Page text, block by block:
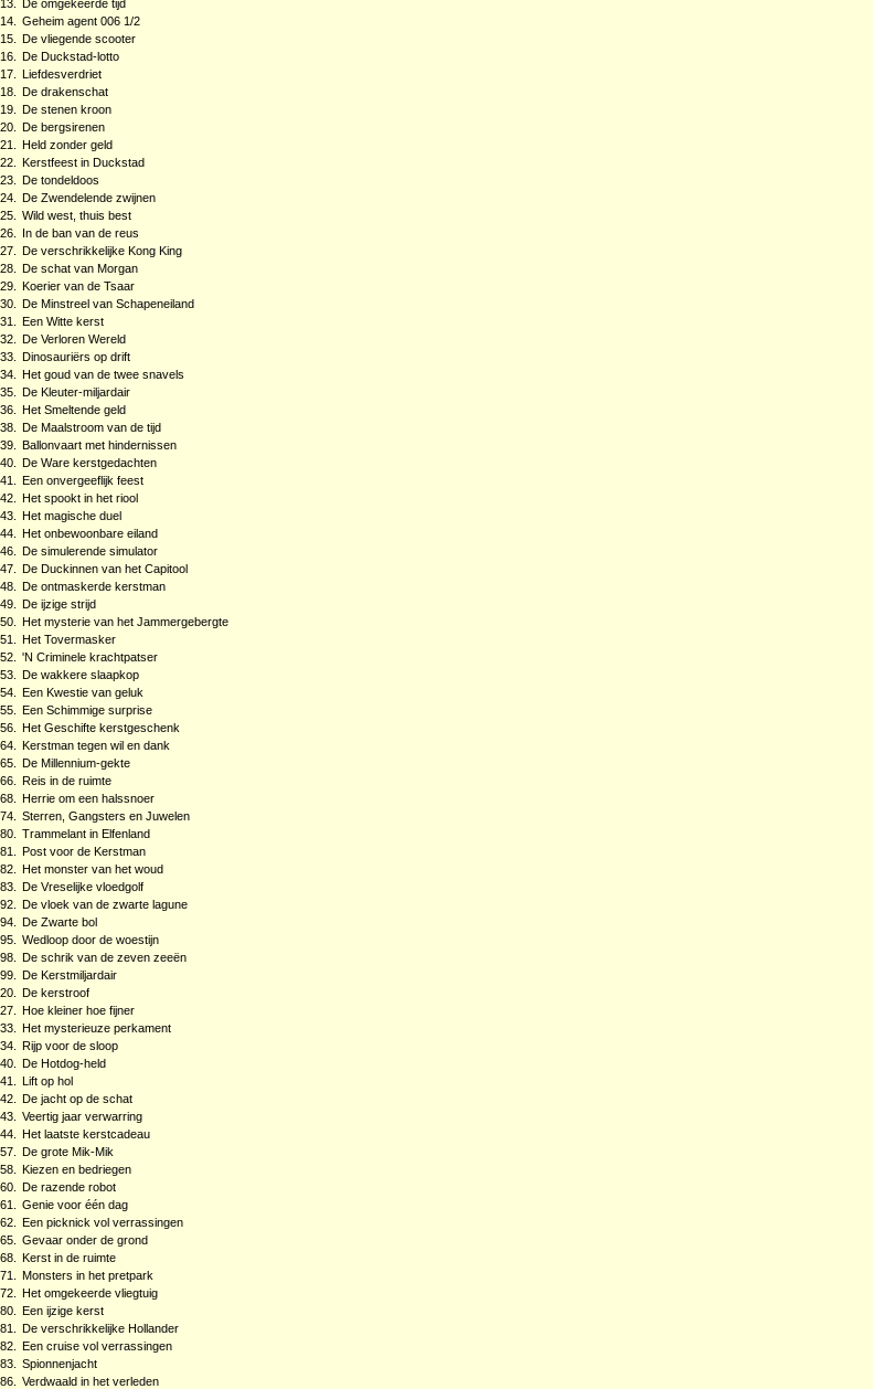
13.
De omgekeerde tijd
14.
Geheim agent 006 1/2
15.
De vliegende scooter
16.
De Duckstad-lotto
17.
Liefdesverdriet
18.
De drakenschat
19.
De stenen kroon
20.
De bergsirenen
21.
Held zonder geld
22.
Kerstfeest in Duckstad
23.
De tondeldoos
24.
De Zwendelende zwijnen
25.
Wild west, thuis best
26.
In de ban van de reus
27.
De verschrikkelijke Kong King
28.
De schat van Morgan
29.
Koerier van de Tsaar
30.
De Minstreel van Schapeneiland
31.
Een Witte kerst
32.
De Verloren Wereld
33.
Dinosauriërs op drift
34.
Het goud van de twee snavels
35.
De Kleuter-miljardair
36.
Het Smeltende geld
38.
De Maalstroom van de tijd
39.
Ballonvaart met hindernissen
40.
De Ware kerstgedachten
41.
Een onvergeeflijk feest
42.
Het spookt in het riool
43.
Het magische duel
44.
Het onbewoonbare eiland
46.
De simulerende simulator
47.
De Duckinnen van het Capitool
48.
De ontmaskerde kerstman
49.
De ijzige strijd
50.
Het mysterie van het Jammergebergte
51.
Het Tovermasker
52.
'N Criminele krachtpatser
53.
De wakkere slaapkop
54.
Een Kwestie van geluk
55.
Een Schimmige surprise
56.
Het Geschifte kerstgeschenk
64.
Kerstman tegen wil en dank
65.
De Millennium-gekte
66.
Reis in de ruimte
68.
Herrie om een halssnoer
74.
Sterren, Gangsters en Juwelen
80.
Trammelant in Elfenland
81.
Post voor de Kerstman
82.
Het monster van het woud
83.
De Vreselijke vloedgolf
92.
De vloek van de zwarte lagune
94.
De Zwarte bol
95.
Wedloop door de woestijn
98.
De schrik van de zeven zeeën
99.
De Kerstmiljardair
De kerstroof
Hoe kleiner hoe fijner
Het mysterieuze perkament
Rijp voor de sloop
De Hotdog-held
Lift op hol
De jacht op de schat
Veertig jaar verwarring
Het laatste kerstcadeau
De grote Mik-Mik
Kiezen en bedriegen
De razende robot
Genie voor één dag
Een picknick vol verrassingen
Gevaar onder de grond
Kerst in de ruimte
Monsters in het pretpark
Het omgekeerde vliegtuig
Een ijzige kerst
De verschrikkelijke Hollander
Een cruise vol verrassingen
Spionnenjacht
Verdwaald in het verleden